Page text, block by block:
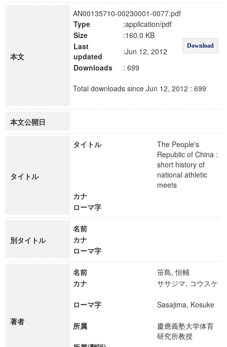
本文
AN00135710-00230001-0077.pdf
Type
:application/pdf
Download
Size
:160.0 KB
Last
updated
:Jun 12, 2012
Downloads
: 699
Total downloads since Jun 12, 2012 : 699
本文公開日
タイトル
タイトル
The People's
Republic of China :
short history of
national athletic
meets
カナ
ローマ字
別タイトル
名前
カナ
ローマ字
著者
名前
笹島, 恒輔
カナ
ササジマ, コウスケ
ローマ字 Sasajima, Kosuke
所属
慶應義塾大学体育
研究所教授